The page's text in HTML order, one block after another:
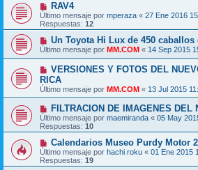
RAV4
Último mensaje por mperaza « 27 Ene 2016
Respuestas: 12
Un Toyota Hi Lux de 450 caballos
Último mensaje por MM.COM « 14 Sep 2015
VERSIONES Y FOTOS DEL
RICA
Último mensaje por MM.COM « 13 Jul 2015
FILTRACION DE IMAGENES DEL
Último mensaje por maemiranda « 05 May
Respuestas: 10
Calendarios Museo Purdy Motor
Último mensaje por hachi roku « 01 Ene 2015
Respuestas: 19